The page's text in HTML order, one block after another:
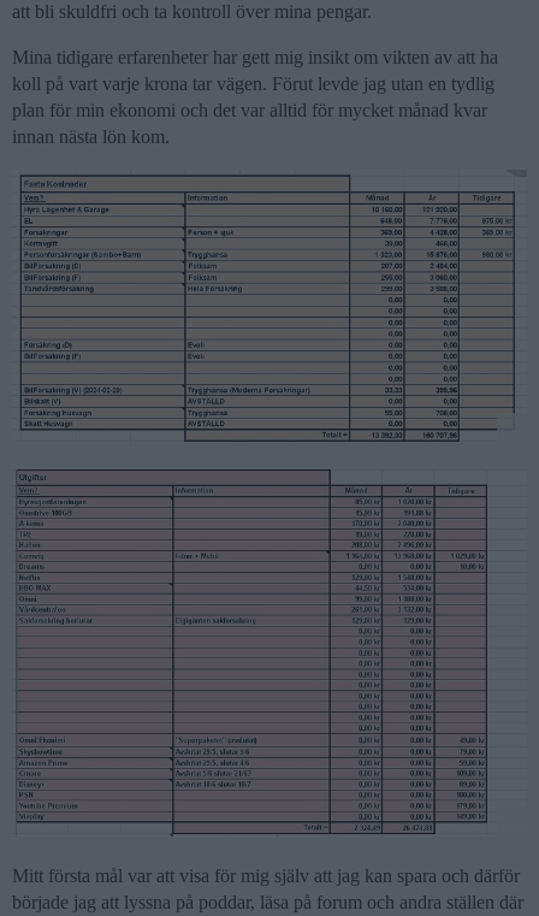
att bli skuldfri och ta kontroll över mina pengar.
Mina tidigare erfarenheter har gett mig insikt om vikten av att ha
koll på vart varje krona tar vägen. Förut levde jag utan en tydlig
plan för min ekonomi och det var alltid för mycket månad kvar
innan nästa lön kom.
Mitt första mål var att visa för mig själv att jag kan spara och därför
började jag att lyssna på poddar, läsa på forum och andra ställen där